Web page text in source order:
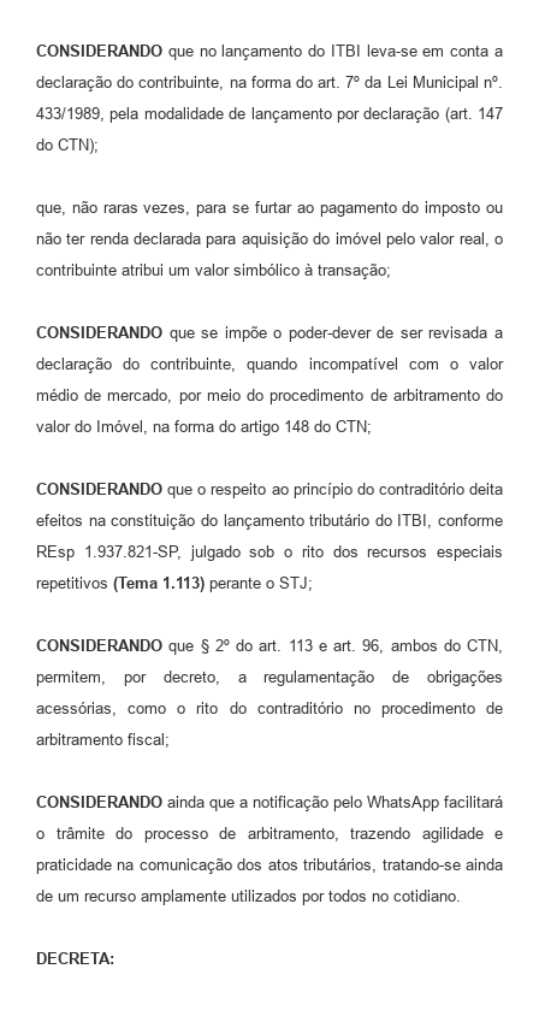
Audiência Pública
A Nossa Cidade
Links
Departamentos
Calendário de Eventos
Serviços Online
CONSIDERANDO que no lançamento do ITBI leva-se em conta a
declaração do contribuinte, na forma do art. 7º da Lei Municipal nº.
433/1989, pela modalidade de lançamento por declaração (art. 147
do CTN);
que, não raras vezes, para se furtar ao pagamento do imposto ou
não ter renda declarada para aquisição do imóvel pelo valor real, o
contribuinte atribui um valor simbólico à transação;
CONSIDERANDO que se impõe o poder-dever de ser revisada a
declaração do contribuinte, quando incompatível com o valor
médio de mercado, por meio do procedimento de arbitramento do
valor do Imóvel, na forma do artigo 148 do CTN;
CONSIDERANDO que o respeito ao princípio do contraditório deita
efeitos na constituição do lançamento tributário do ITBI, conforme
REsp 1.937.821-SP, julgado sob o rito dos recursos especiais
repetitivos (Tema 1.113) perante o STJ;
CONSIDERANDO que § 2º do art. 113 e art. 96, ambos do CTN,
permitem, por decreto, a regulamentação de obrigações
acessórias, como o rito do contraditório no procedimento de
arbitramento fiscal;
CONSIDERANDO ainda que a notificação pelo WhatsApp facilitará
o trâmite do processo de arbitramento, trazendo agilidade e
praticidade na comunicação dos atos tributários, tratando-se ainda
de um recurso amplamente utilizados por todos no cotidiano.
DECRETA: